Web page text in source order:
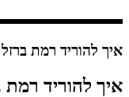
איך להוריד רמת
איך להוריד